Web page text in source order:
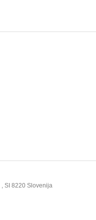
, SI 8220 Slovenija